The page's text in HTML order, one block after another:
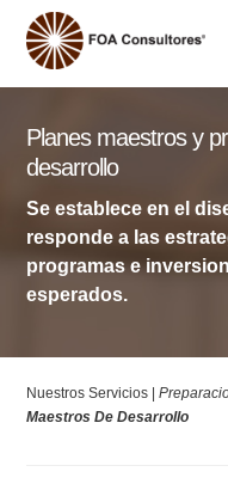
Planes maestros y
desarrollo
Se establece en el
responde a las
programas e
esperados.
Nuestros Servicios |
Maestros De Desarrollo